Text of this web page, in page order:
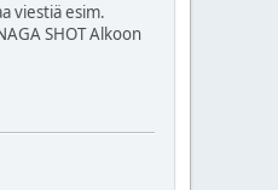
viestiä esim.
SHOT Alkoon